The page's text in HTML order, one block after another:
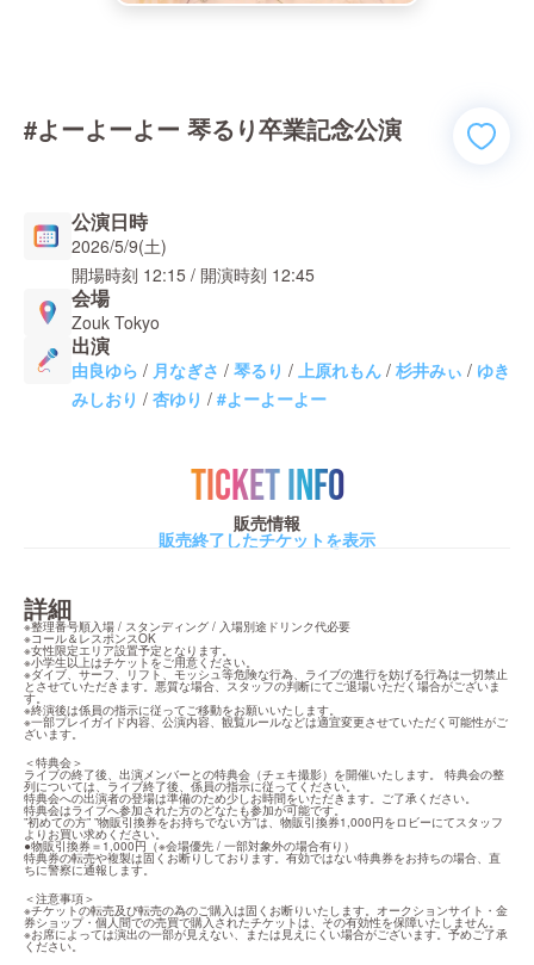
#よーよーよー 琴るり卒業記念公演
公演日時
2026/5/9(土)
開場時刻 12:15 / 開演時刻 12:45
会場
Zouk Tokyo
出演
由良ゆら / 月なぎさ / 琴るり / 上原れもん / 杉井みぃ / ゆき
みしおり / 杏ゆり / #よーよーよー
TICKET INFO
販売情報
販売終了したチケットを表示
詳細
※整理番号順入場 / スタンディング / 入場別途ドリンク代必要
※コール＆レスポンスOK
※女性限定エリア設置予定となります。
※小学生以上はチケットをご用意ください。
※ダイブ、サーフ、リフト、モッシュ等危険な行為、ライブの進行を妨げる行為は一切禁止
とさせていただきます。悪質な場合、スタッフの判断にてご退場いただく場合がございま
す。
※終演後は係員の指示に従ってご移動をお願いいたします。
※一部プレイガイド内容、公演内容、観覧ルールなどは適宜変更させていただく可能性がご
ざいます。
＜特典会＞
ライブの終了後、出演メンバーとの特典会（チェキ撮影）を開催いたします。 特典会の整
列については、ライブ終了後、係員の指示に従ってください。
特典会への出演者の登場は準備のため少しお時間をいただきます。ご了承ください。
特典会はライブへ参加された方のどなたも参加が可能です。
”初めての方” ”物販引換券をお持ちでない方”は、物販引換券1,000円をロビーにてスタッフ
よりお買い求めください。
●物販引換券＝1,000円（※会場優先 / 一部対象外の場合有り）
特典券の転売や複製は固くお断りしております。有効ではない特典券をお持ちの場合、直
ちに警察に通報します。
＜注意事項＞
※チケットの転売及び転売の為のご購入は固くお断りいたします。オークションサイト・金
券ショップ・個人間での売買で購入されたチケットは、その有効性を保障いたしません。
※お席によっては演出の一部が見えない、または見えにくい場合がございます。予めご了承
ください。